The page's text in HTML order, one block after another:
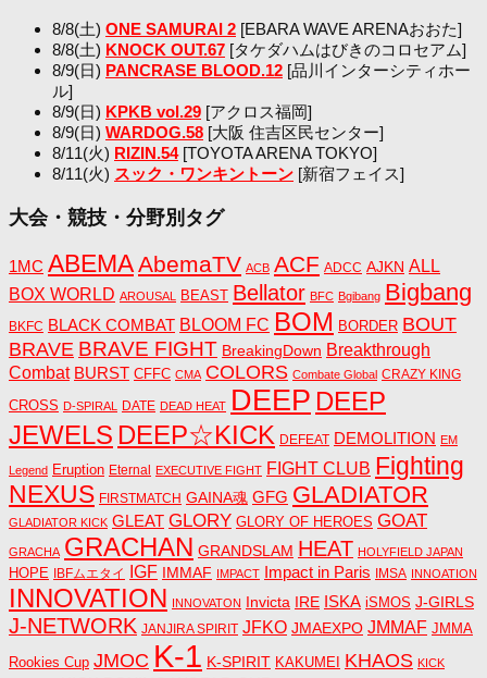
8/8(土) ONE SAMURAI 2 [EBARA WAVE ARENAおおた]
8/8(土) KNOCK OUT.67 [タケダハムはびきのコロセアム]
8/9(日) PANCRASE BLOOD.12 [品川インターシティホー
ル]
8/9(日) KPKB vol.29 [アクロス福岡]
8/9(日) WARDOG.58 [大阪 住吉区民センター]
8/11(火) RIZIN.54[TOYOTA ARENA TOKYO]
8/11(火) スック・ワンキントーン [新宿フェイス]
大会・競技・分野別タグ
1MC ABEMAAbemaTV ACB ACF ADCC AJKN ALL
BOX WORLD AROUSAL BEAST Bellator BFC Bgibang Bigbang
BKFC BLACK COMBAT BLOOM FC BOM BORDER BOUT
BRAVE BRAVE FIGHT BreakingDown Breakthrough
Combat BURST CFFC CMA COLORS Combate Global CRAZY KING
CROSS D-SPIRAL DATE DEAD HEAT DEEP DEEP
JEWELS DEEP☆KICK DEFEAT DEMOLITION EM
Legend Eruption Eternal EXECUTIVE FIGHT FIGHT CLUB Fighting
NEXUS FIRSTMATCH GAINA魂 GFG GLADIATOR
GLADIATOR KICK GLEAT GLORY GLORY OF HEROES GOAT
GRACHA GRACHAN GRANDSLAM HEAT HOLYFIELD JAPAN
HOPE IBFムエタイ IGF IMMAF IMPACT Impact in Paris IMSA INNOATION
INNOVATION INNOVATON Invicta IRE ISKA iSMOS J-GIRLS
J-NETWORK JANJIRA SPIRIT JFKO JMAEXPO JMMAF JMMA
Rookies Cup JMOC K-1 K-SPIRIT KAKUMEI KHAOS KICK